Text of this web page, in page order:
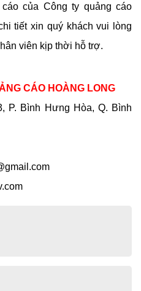
của Công ty quảng cáo
tiết xin quý khách vui lòng
viên kịp thời hỗ trợ.
CÁO HOÀNG LONG
P. Bình Hưng Hòa, Q. Bình